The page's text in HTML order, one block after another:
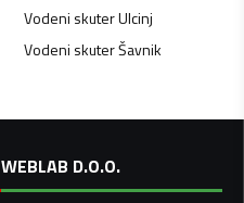
Vodeni skuterUlcinj
Vodeni skuterŠavnik
WEBLAB D.O.O.